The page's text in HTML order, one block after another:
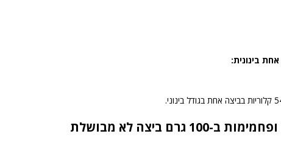
בינונית:
גרם ביצה לא מבושלת